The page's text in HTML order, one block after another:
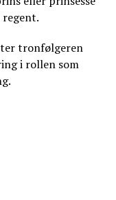
regent.
tronfølgeren
i rollen som